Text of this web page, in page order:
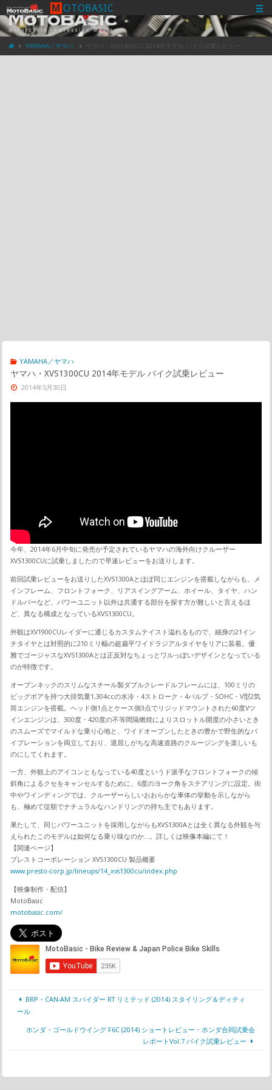
M OTOBASIC
YAMAHA／ヤマハ ヤマハ・XVS1300CU 2014年モデル バイク試乗レビュー
YAMAHA／ヤマハ
ヤマハ・XVS1300CU 2014年モデル バイク試乗レビュー
2014年5月30日
今年、2014年6月中旬に発売が予定されているヤマハの海外向けクルーザー
XVS1300CUに試乗しましたので早速レビューをお送りします。
前回試乗レビューをお送りしたXVS1300Aとほぼ同じエンジンを搭載しながらも、メ
インフレーム、フロントフォーク、リアスイングアーム、ホイール、タイヤ、ハン
ドルバーなど、パワーユニット以外は共通する部分を探す方が難しいと言えるほ
ど、異なる構成となっているXVS1300CU。
外観はXV1900CUレイダーに通じるカスタムテイスト溢れるもので、細身の21イン
チタイヤとは対照的に210ミリ幅の超扁平ワイドラジアルタイヤをリアに装着。優
雅でゴージャスなXVS1300Aとは正反対なちょっとワルっぽいデザインとなっている
のが特徴です。
オープンネックのスリムなスチール製ダブルクレードルフレームには、100ミリの
ビッグボアを持つ大排気量1,304ccの水冷・4ストローク・4バルブ・SOHC・V型2気
筒エンジンを搭載。ヘッド側1点とケース側3点でリジッドマウントされた60度Vツ
インエンジンは、300度・420度の不等間隔燃焼によりスロットル開度の小さいとき
のスムーズでマイルドな乗り心地と、ワイドオープンしたときの豊かで野生的なバ
イブレーションを両立しており、退屈しがちな高速道路のクルージングを楽しいも
のにしてくれます。
一方、外観上のアイコンともなっている40度というド派手なフロントフォークの傾
斜角によるクセをキャンセルするために、6度のヨーク角をステアリングに設定。街
中やワインディングでは、クルーザーらしいおおらかな車体の挙動を示しながら
も、極めて従順でナチュラルなハンドリングの持ち主でもあります。
果たして、同じパワーユニットを採用しながらもXVS1300Aとは全く異なる外観を与
えられたこのモデルは如何なる乗り味なのか…。詳しくは映像本編にて！
【関連ページ】
プレストコーポレーション XVS1300CU 製品概要
www.presto-corp.jp/lineups/14_xvs1300cu/index.php
【映像制作・配信】
MotoBasic
motobasic.com/
BRP・CAN-AM スパイダー RT リミテッド (2014) スタイリング＆ディティ
ール
ホンダ・ゴールドウイング F6C (2014) ショートレビュー・ホンダ合同試乗会
レポートVol.7 バイク試乗レビュー